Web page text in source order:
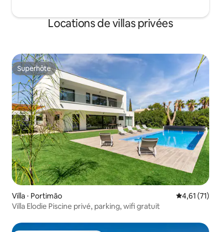
Locations de villas privées
Superhôte
Superhôte
Villa ⋅ Portimão Évaluation
4,61 (71)
Villa Elodie Piscine privé, parking, wifi gratuit